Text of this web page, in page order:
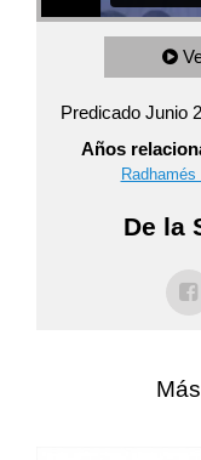
Predicado Junio
Años
De la